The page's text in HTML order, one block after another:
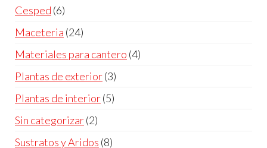
Cesped (6)
Maceteria (24)
Materiales para cantero (4)
Plantas de exterior(3)
Plantas de interior(5)
Sin categorizar(2)
Sustratos y Aridos (8)